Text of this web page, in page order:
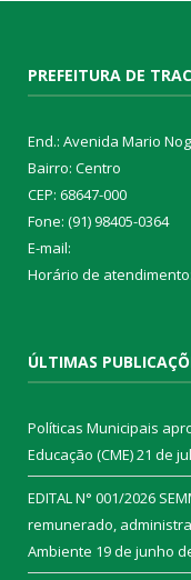
PREFEITURA DE
End.: Avenida Mario
Bairro: Centro
CEP: 68647-000
Fone: (91) 98405-0364
E-mail:
Horário de
ÚLTIMAS
Políticas Municipais
Educação (CME)21 de
EDITAL N° 001/2026
remunerado,
Ambiente 19 de junho